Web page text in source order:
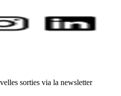
sorties via la newsletter